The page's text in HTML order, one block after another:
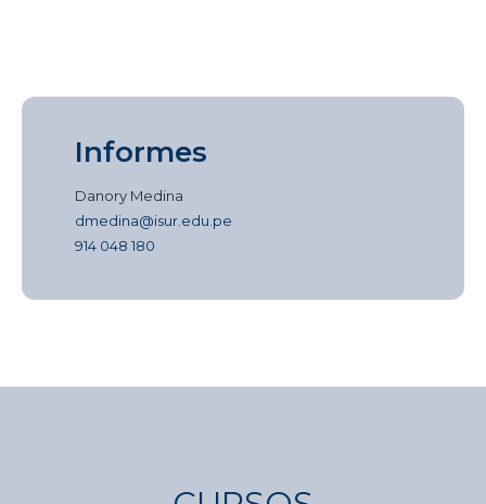
Informes
Danory Medina
dmedina@isur.edu.pe
914 048 180